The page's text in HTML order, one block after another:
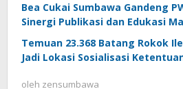
Bea Cukai Sumbawa Gandeng
Sinergi Publikasi dan Edukasi
Temuan 23.368 Batang Rokok
Jadi Lokasi Sosialisasi
oleh zensumbawa